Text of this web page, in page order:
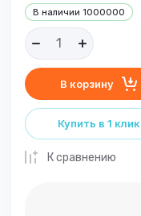
В наличии 1000000
В корзину
Купить в 1 клик
К сравнению